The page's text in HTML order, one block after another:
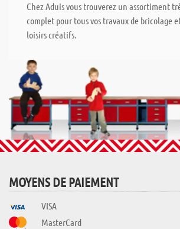
Chez Aduis vous trouverez un assortiment
complet pour tous vos travaux de bricolage
loisirs créatifs.
MOYENS DE PAIEMENT
VISA
MasterCard